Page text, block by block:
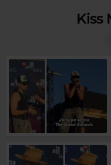
Kiss